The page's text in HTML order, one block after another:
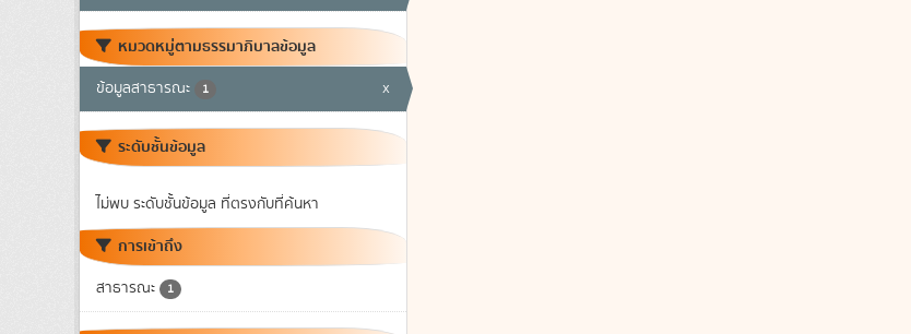
หมวดหมู่ตามธรรมาภิบาลข้อมูล
ข้อมูลสาธารณะ 1 x
ระดับชั้นข้อมูล
ไม่พบ ระดับชั้นข้อมูล ที่ตรงกับที่ค้นหา
การเข้าถึง
สาธารณะ 1